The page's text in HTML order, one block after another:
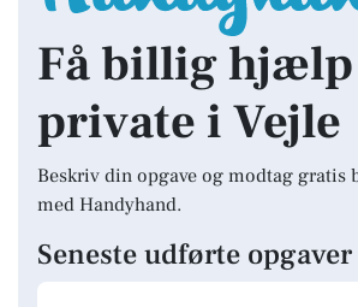
Få billig
private i Vejle
Beskriv din opgave og modtag gratis
med Handyhand.
Seneste udførte opgaver